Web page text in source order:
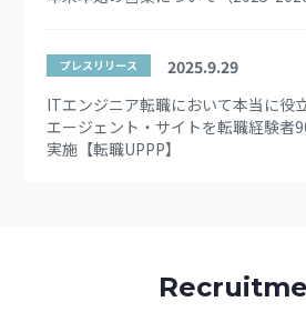
プレスリリース
2025.9.29
ITエンジニア転職において本当に役
エージェント・サイトを転職経験者
実施【転職UPPP】